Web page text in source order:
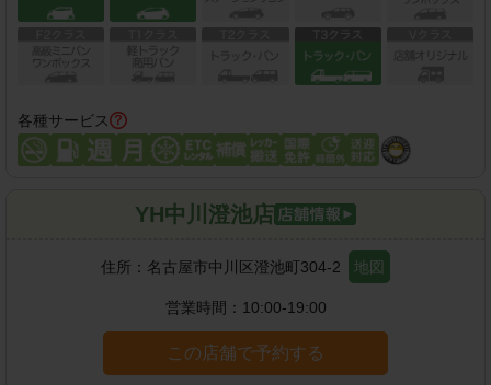
各種サービス
YH中川澄池店
住所： 名古屋市中川区澄池町304-2 地図
営業時間： 10:00-19:00
この店舗で予約する